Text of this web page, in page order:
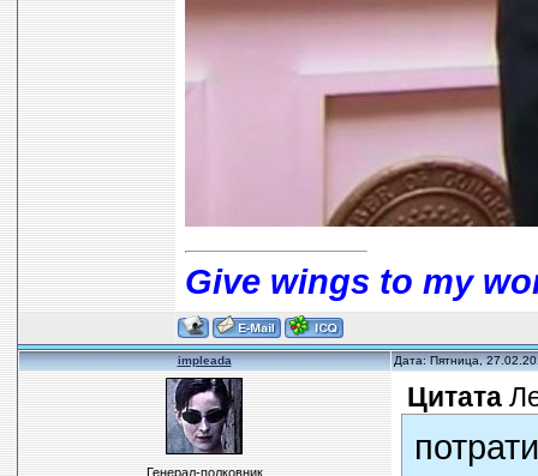
Give wings to my
impleada Дата: Пятница,
Генерал-полковник
Цитата